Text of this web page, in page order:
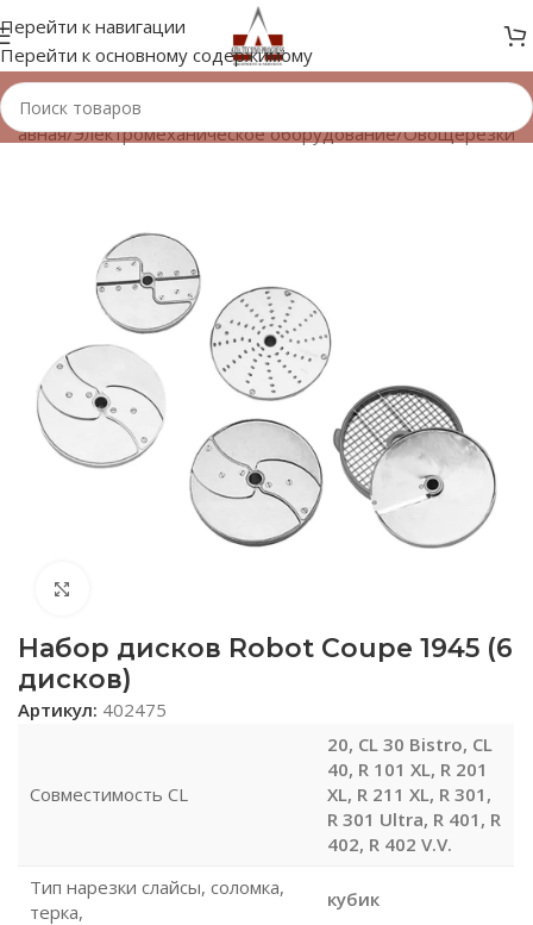
Перейти к навигации
Перейти к основному содержимому
/Электромеханическое оборудование/Овощерезки
Набор дисков Robot Coupe 1945 (6
дисков)
Артикул: 402475
Совместимость CL
20, CL 30 Bistro, CL
40, R 101 XL, R 201
XL, R 211 XL, R 301,
R 301 Ultra, R 401, R
402, R 402 V.V.
Тип нарезки слайсы, соломка,
терка,
кубик